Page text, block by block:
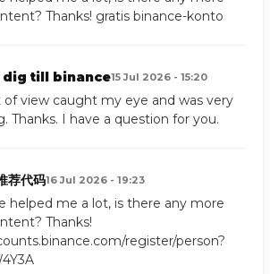
Thanks! gratis binance-konto
dig till binance15 Jul 2026 - 15:20
of view caught my eye and was very
Thanks. I have a question for you.
代码16 Jul 2026 - 19:23
helped me a lot, is there any more
Thanks!
register/person?